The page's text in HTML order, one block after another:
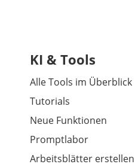
KI & Tools
Alle Tools im Überblick
Tutorials
Neue Funktionen
Promptlabor
Arbeitsblätter erstellen